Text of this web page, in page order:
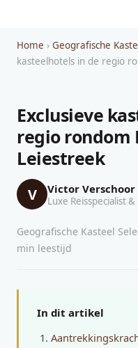
Home › Geografische
kasteelhotels in de regio
Exclusieve
regio rondom
Leiestreek
V Victor Verschoor
Luxe Reisspecialist
Geografische Kasteel
min leestijd
In dit artikel